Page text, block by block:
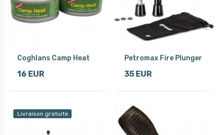
Coghlans Camp Heat
16 EUR
Petromax Fire Plunger
35 EUR
Livraison gratuite